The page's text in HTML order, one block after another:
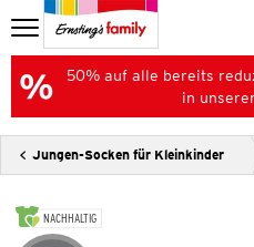
50% auf alle bereits
in
Jungen-Socken für Kleinkinder
NACHHALTIG